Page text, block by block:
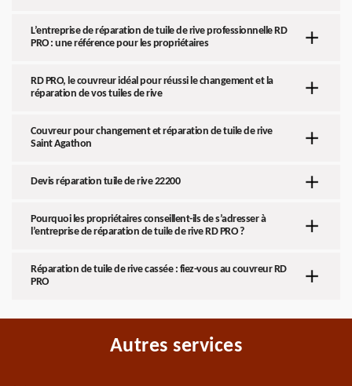
L’entreprise de réparation de tuile de rive professionnelle RD
PRO : une référence pour les propriétaires
RD PRO, le couvreur idéal pour réussi le changement et la
réparation de vos tuiles de rive
Couvreur pour changement et réparation de tuile de rive
Saint Agathon
Devis réparation tuile de rive 22200
Pourquoi les propriétaires conseillent-ils de s’adresser à
l’entreprise de réparation de tuile de rive RD PRO ?
Réparation de tuile de rive cassée : fiez-vous au couvreur RD
PRO
Autres services